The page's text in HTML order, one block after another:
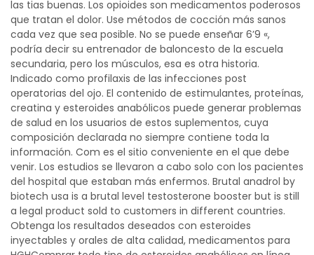
las tias buenas. Los opioides son medicamentos poderosos
que tratan el dolor. Use métodos de cocción más sanos
cada vez que sea posible. No se puede enseñar 6’9 «,
podría decir su entrenador de baloncesto de la escuela
secundaria, pero los músculos, esa es otra historia.
Indicado como profilaxis de las infecciones post
operatorias del ojo. El contenido de estimulantes, proteínas,
creatina y esteroides anabólicos puede generar problemas
de salud en los usuarios de estos suplementos, cuya
composición declarada no siempre contiene toda la
información. Com es el sitio conveniente en el que debe
venir. Los estudios se llevaron a cabo solo con los pacientes
del hospital que estaban más enfermos. Brutal anadrol by
biotech usa is a brutal level testosterone booster but is still
a legal product sold to customers in different countries.
Obtenga los resultados deseados con esteroides
inyectables y orales de alta calidad, medicamentos para